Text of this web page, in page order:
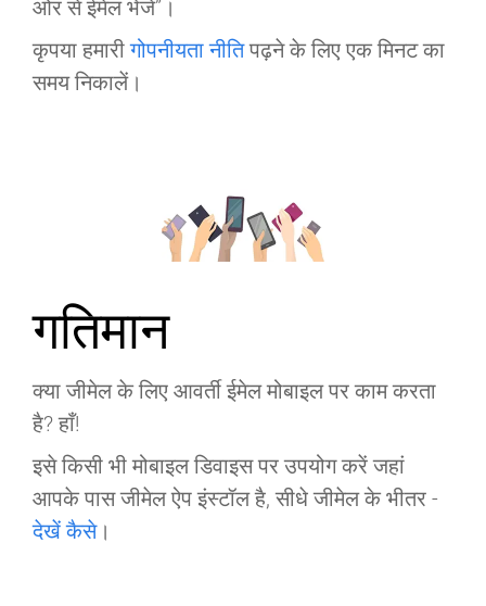
ओर से ईमेल भेजें”।
कृपया हमारीगोपनीयता नीतिपढ़ने के लिए एक मिनट का
समय निकालें।
गतिमान
क्या जीमेल के लिए आवर्ती ईमेल मोबाइल पर काम करता
है? हाँ!
इसे किसी भी मोबाइल डिवाइस पर उपयोग करें जहां
आपके पास जीमेल ऐप इंस्टॉल है, सीधे जीमेल के भीतर -
देखें कैसे।